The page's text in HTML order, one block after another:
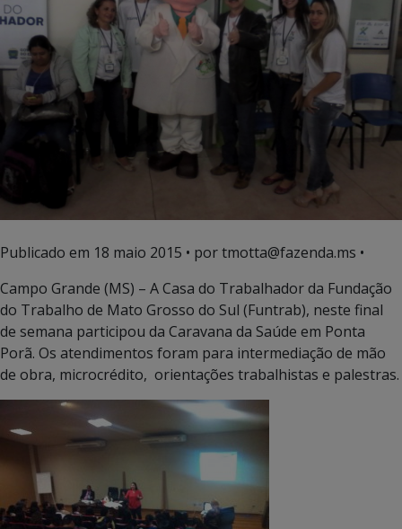
Publicado em 18 maio 2015 • por tmotta@fazenda.ms •
Campo Grande (MS) – A Casa do Trabalhador da Fundação
do Trabalho de Mato Grosso do Sul (Funtrab), neste final
de semana participou da Caravana da Saúde em Ponta
Porã. Os atendimentos foram para intermediação de mão
de obra, microcrédito, orientações trabalhistas e palestras.